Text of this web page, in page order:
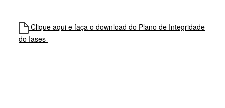
Clique aqui e faça o download do Plano de Integridade
do Iases